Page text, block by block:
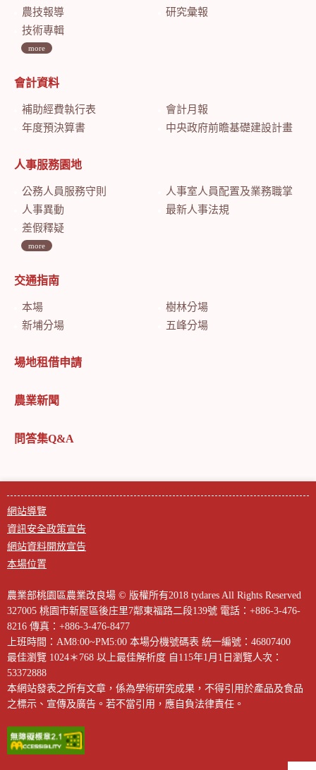
農技報導
研究彙報
技術專輯
more
會計資料
補助經費執行表
會計月報
年度預決算書
中央政府前瞻基礎建設計畫特別預算會計月報
人事服務園地
公務人員服務守則
人事室人員配置及業務職掌
人事異動
最新人事法規
差假釋疑
more
交通指南
本場
樹林分場
新埔分場
五峰分場
場地租借申請
農業新聞
問答集Q&A
網站導覽
資訊安全政策宣告
網站資料開放宣告
本場位置
農業部桃園區農業改良場 © 版權所有2018 tydares All Rights Reserved
327005 桃園市新屋區後庄里7鄰東福路二段139號 電話：+886-3-476-
8216 傳真：+886-3-476-8477
上班時間：AM8:00~PM5:00 本場分機號碼表 統一編號：46807400
最佳瀏覽 1024＊768 以上最佳解析度 自115年1月1日瀏覽人次：
53372888
本網站發表之所有文章，係為學術研究成果，不得引用於產品及食品
之標示、宣傳及廣告。若不當引用，應自負法律責任。